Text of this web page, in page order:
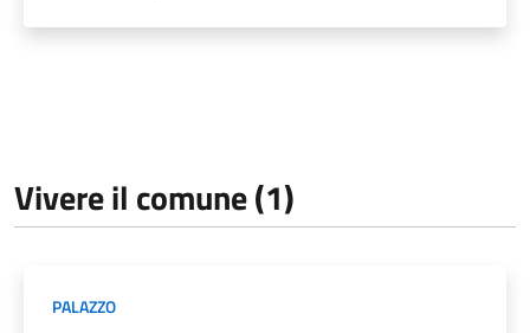
Vivere il comune (1)
PALAZZO